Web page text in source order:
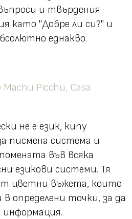
и твърдения.
като "Добре ли си?" и
еднакво.
не е език, кипу
писмена система и
във всяка
езикови системи. Тя
цветни въжета, които
определени точки, за да